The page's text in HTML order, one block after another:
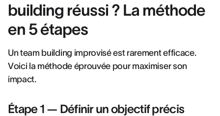
building réussi ? La méthode
en 5 étapes
Un team building improvisé est rarement efficace.
Voici la méthode éprouvée pour maximiser son
impact.
Étape 1 — Définir un objectif précis